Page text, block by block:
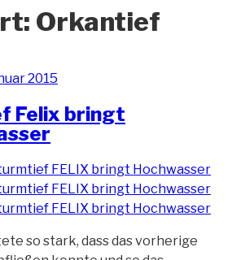
Orkantief
2015
Felix bringt
so stark, dass das vorherige